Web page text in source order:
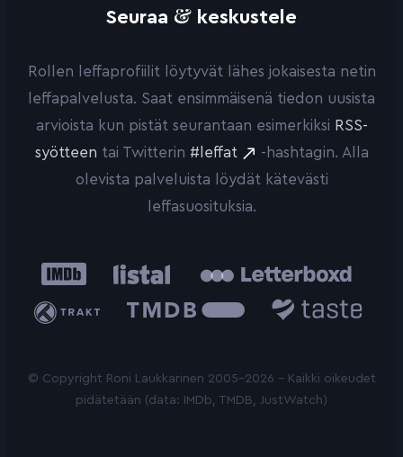
Seuraa & keskustele
Rollen leffaprofiilit löytyvät lähes jokaisesta netin
leffapalvelusta. Saat ensimmäisenä tiedon uusista
arvioista kun pistät seurantaan esimerkiksi RSS-
syötteen tai Twitterin #leffat
-hashtagin. Alla
olevista palveluista löydät kätevästi
leffasuosituksia.
IMDb Listal
Trakt
Database
© Copyright Roni Laukkarinen 2005-2026 - Kaikki oikeudet
pidätetään (data: IMDb, TMDB, JustWatch)